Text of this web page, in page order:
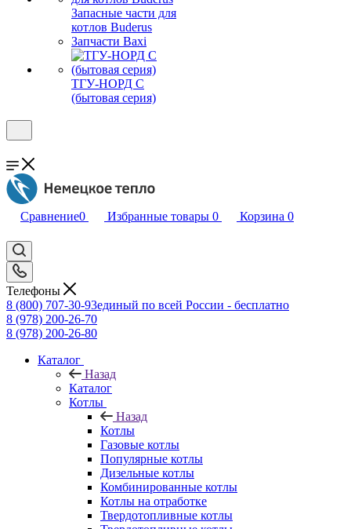
Запасные части для
котлов Buderus
Запчасти Baxi
ТГУ-НОРД С
(бытовая серия)
Сравнение0 Избранные товары 0 Корзина 0
Телефоны
8 (800) 707-30-93единый по всей России - бесплатно
8 (978) 200-26-70
8 (978) 200-26-80
Каталог
Назад
Каталог
Котлы
Назад
Котлы
Газовые котлы
Популярные котлы
Дизельные котлы
Комбинированные котлы
Котлы на отработке
Твердотопливные котлы